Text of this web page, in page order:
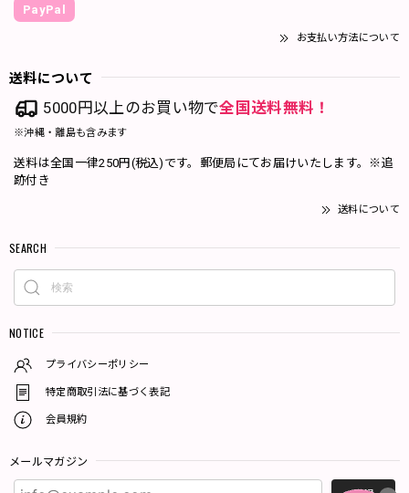
PayPal
お支払い方法について
送料について
5000円以上のお買い物で全国送料無料！
※沖縄・離島も含みます
送料は全国一律250円(税込)です。郵便局にてお届けいたします。※追
跡付き
送料について
SEARCH
NOTICE
プライバシーポリシー
特定商取引法に基づく表記
会員規約
メールマガジン